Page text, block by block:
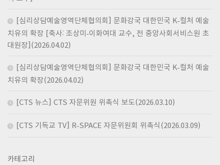
[심리상담예술영역단체협의회] 문화강국 대한민국 K-컬처 예술
치유의 확장 [축사: 조상미-이화여대 교수, 전 중앙사회서비스원 초
대원장](2026.04.02)
[심리상담예술영역단체협의회] 문화강국 대한민국 K-컬처 예술
치유의 확장(2026.04.02)
[CTS 뉴스] CTS 자문위원 위촉식 보도(2026.03.10)
[CTS 기독교 TV] R-SPACE 자문위원회 위촉식(2026.03.09)
카테고리